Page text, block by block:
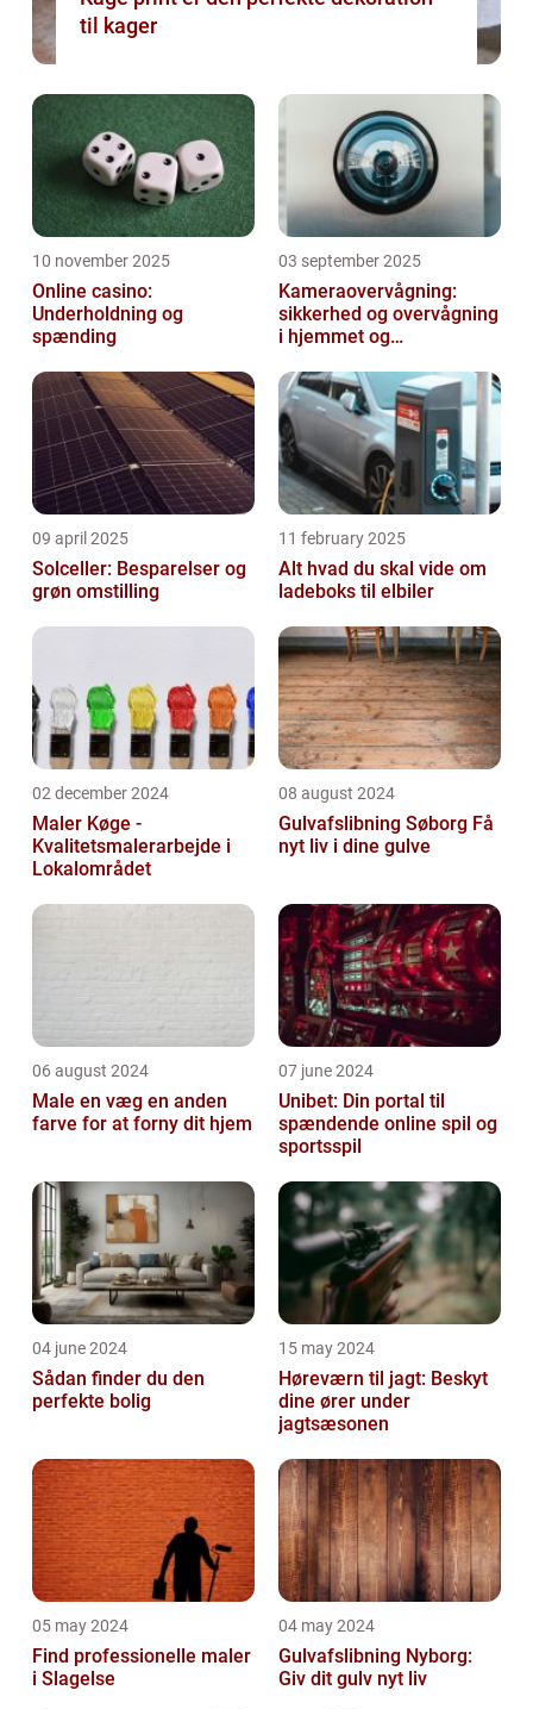
til kager
10 november 2025
Online casino:
Underholdning og
spænding
03 september 2025
Kameraovervågning:
sikkerhed og overvågning
i hjemmet og
09 april 2025
Solceller: Besparelser og
grøn omstilling
11 february 2025
Alt hvad du skal vide om
ladeboks til elbiler
02 december 2024
Maler Køge -
Kvalitetsmalerarbejde i
Lokalområdet
08 august 2024
Gulvafslibning Søborg Få
nyt liv i dine gulve
06 august 2024
Male en væg en anden
farve for at forny dit hjem
07 june 2024
Unibet: Din portal til
spændende online spil og
sportsspil
04 june 2024
Sådan finder du den
perfekte bolig
15 may 2024
Høreværn til jagt: Beskyt
dine ører under
jagtsæsonen
05 may 2024
Find professionelle maler
i Slagelse
04 may 2024
Gulvafslibning Nyborg:
Giv dit gulv nyt liv